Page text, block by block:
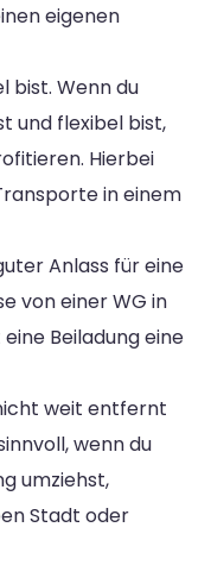
eigenen
bist. Wenn du
und flexibel bist,
Hierbei
in einem
Anlass für eine
von einer WG in
Beiladung eine
weit entfernt
wenn du
umziehst,
Stadt oder